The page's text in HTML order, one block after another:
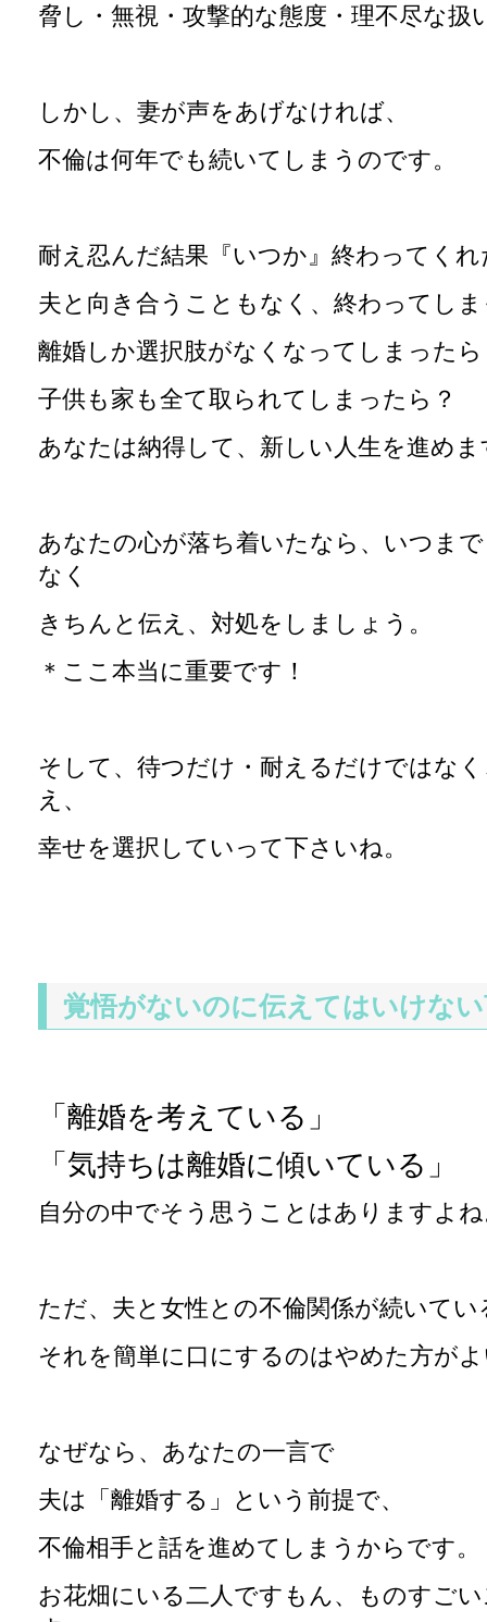
脅し・無視・攻撃的な態度・理不尽な扱
しかし、妻が声をあげなければ、
不倫は何年でも続いてしまうのです。
耐え忍んだ結果『いつか』終わってく
夫と向き合うこともなく、終わってし
離婚しか選択肢がなくなってしまったら
子供も家も全て取られてしまったら？
あなたは納得して、新しい人生を進めま
あなたの心が落ち着いたなら、いつま
なく
きちんと伝え、対処をしましょう。
＊ここ本当に重要です！
そして、待つだけ・耐えるだけではな
え、
幸せを選択していって下さいね。
覚悟がないのに伝えてはいけな
「離婚を考えている」
「気持ちは離婚に傾いている」
自分の中でそう思うことはありますよ
ただ、夫と女性との不倫関係が続いて
それを簡単に口にするのはやめた方が
なぜなら、あなたの一言で
夫は「離婚する」という前提で、
不倫相手と話を進めてしまうからです。
お花畑にいる二人ですもん、ものすご